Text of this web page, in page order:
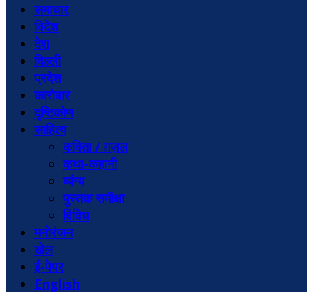
समाचार
विदेश
देश
दिल्ली
प्रदेश
कारोबार
दृष्टिकोण
साहित्य
कविता / ग़ज़ल
कथा-कहानी
व्यंग्य
पुस्तक समीक्षा
विविध
मनोरंजन
खेल
ई-पेपर
English